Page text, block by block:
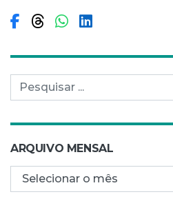
Compartilhar no
Compartilhar no
Compartilhar
Pesquisar por:
ARQUIVO MENSAL
Arquivo mensal